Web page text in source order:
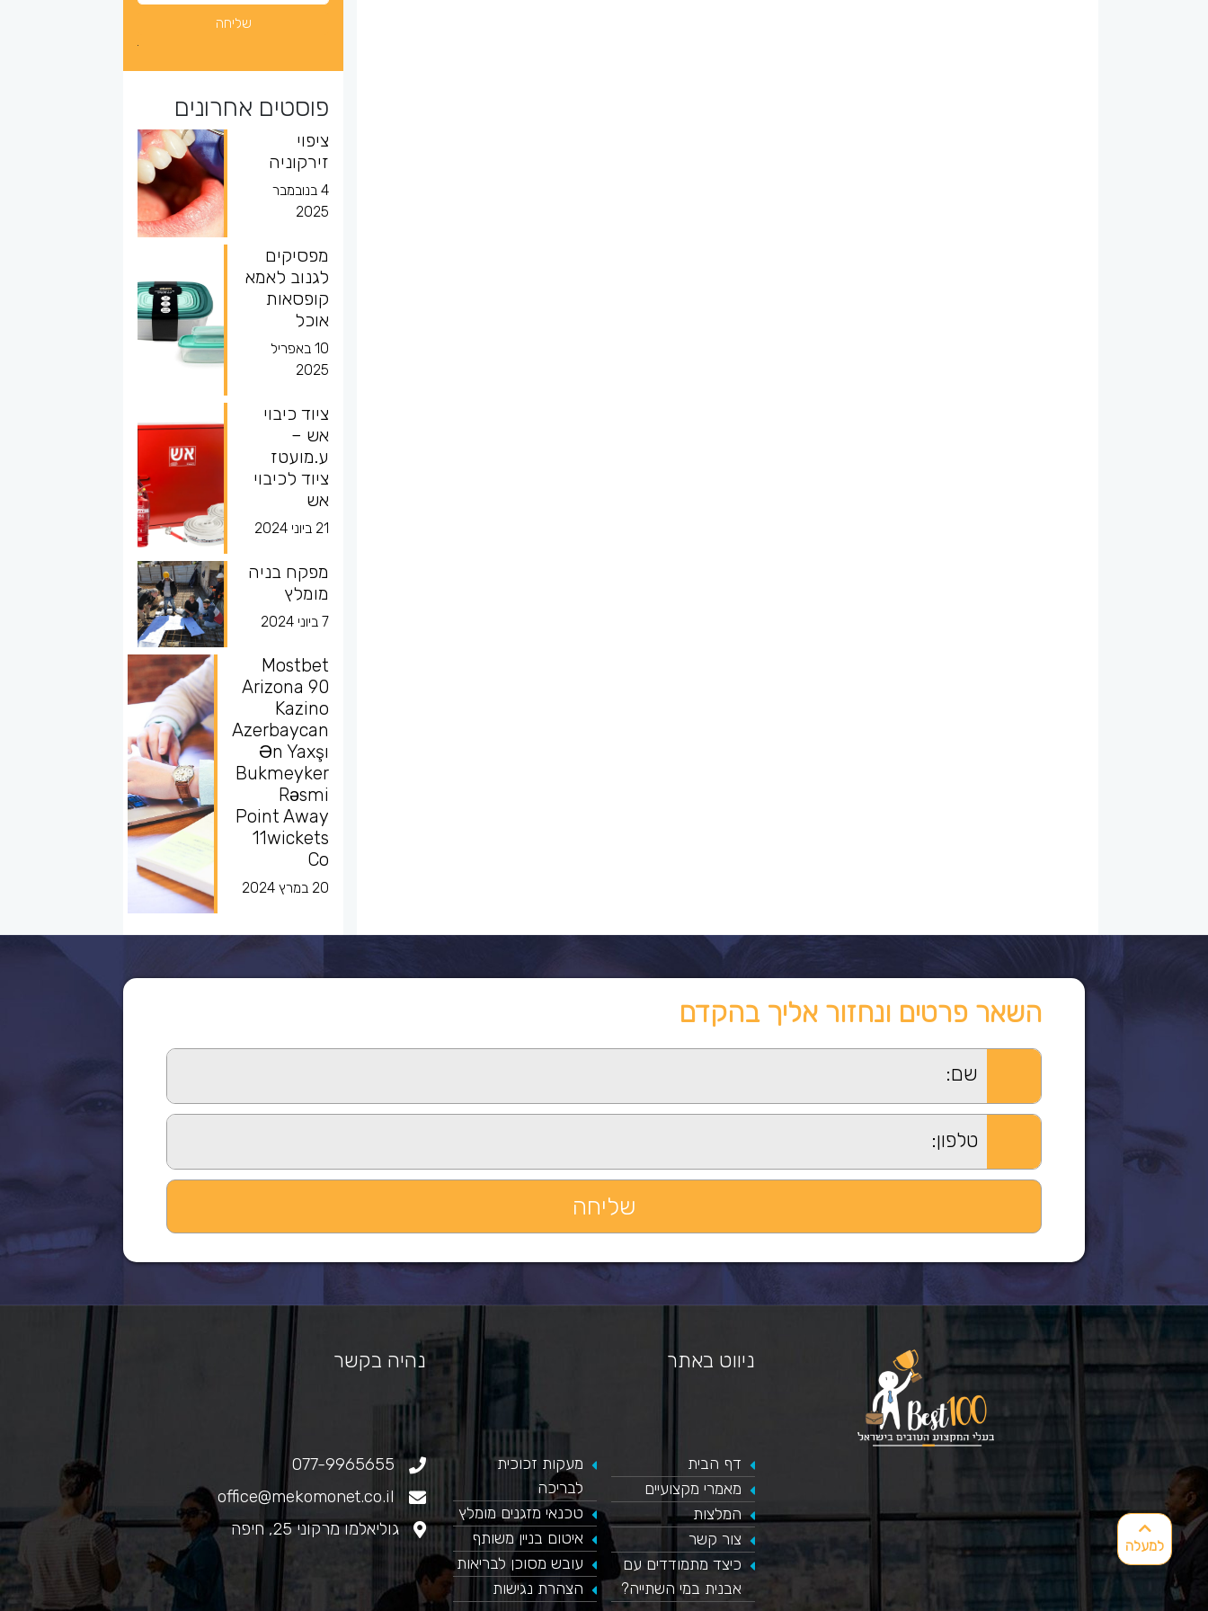
פוסטים אחרונים
ציפוי
זירקוניה
4 בנובמבר
2025
מפסיקים
לגנוב לאמא
קופסאות
אוכל
10 באפריל
2025
ציוד כיבוי
אש –
ע.מועטז
ציוד לכיבוי
אש
21 ביוני 2024
מפקח בניה
מומלץ
7 ביוני 2024
Mostbet
Arizona 90
Kazino
Azerbaycan
Ən Yaxşı
Bukmeyker
Rəsmi
Point Away
11wickets
Co
20 במרץ 2024
למעלה
השאר פרטים ונחזור אליך בהקדם
כאן מופיע חלון פייסבוק, למעבר לפייסבוק לחץ כאן
ניווט באתר
דף הבית
מאמרי מקצועיים
המלצות
צור קשר
כיצד מתמודדים עם
אבנית במי השתייה?
​מעקות זכוכית
לבריכה
טכנאי מזגנים מומלץ
איטום בניין משותף
עובש מסוכן לבריאות
הצהרת נגישות
נהיה בקשר
077-9965655
office@mekomonet.co.il
גוליאלמו מרקוני 25, חיפה